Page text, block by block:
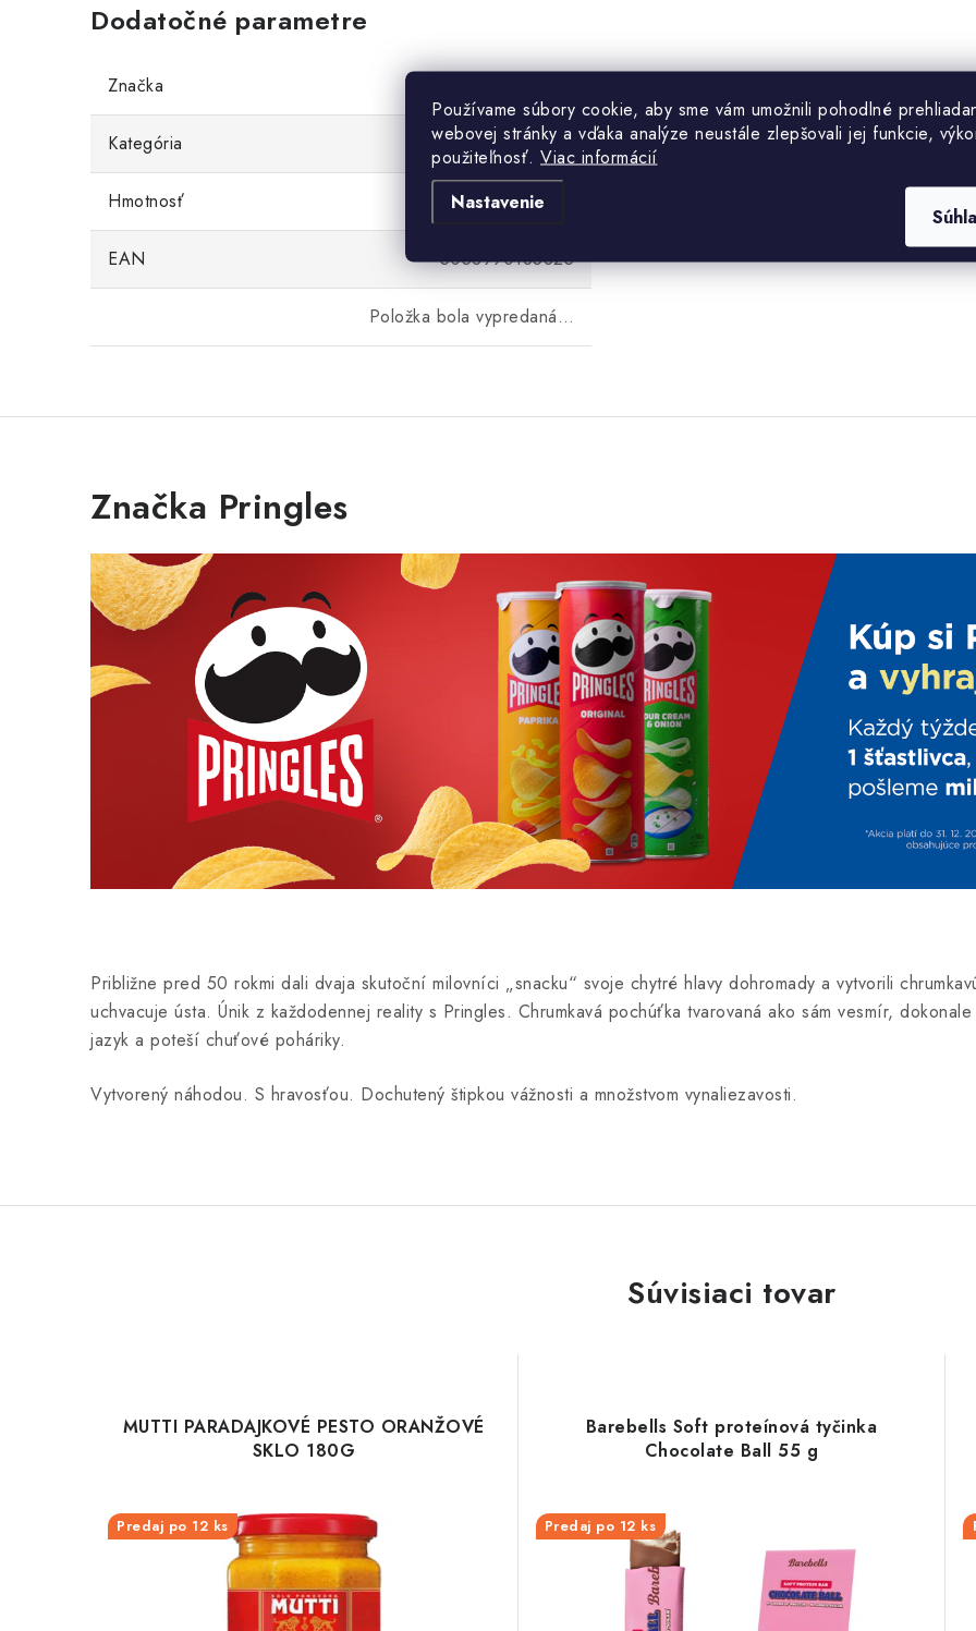
Používame súbory cookie, aby sme vám umožnili pohodlné
webovej stránky a vďaka analýze neustále zlepšovali jej funkcie,
použiteľnosť. Viac informácií
Nastavenie
Dodatočné parametre
Značka
Kategória Potraviny
Hmotnosť 0.221 kg
EAN 5053990185825
Položka bola vypredaná…
Značka Pringles
Približne pred 50 rokmi dali dvaja skutoční milovníci „snacku“ svoje chytré hlavy dohromady a vytvorili
uchvacuje ústa. Únik z každodennej reality s Pringles. Chrumkavá pochúťka tvarovaná ako sám vesmír,
jazyk a poteší chuťové poháriky.
Vytvorený náhodou. S hravosťou. Dochutený štipkou vážnosti a množstvom vynaliezavosti.
Súvisiaci tovar
MUTTI PARADAJKOVÉ PESTO ORANŽOVÉ
SKLO 180G
Predaj po 12 ks
Barebells Soft proteínová tyčinka
Chocolate Ball 55 g
Predaj po 12 ks